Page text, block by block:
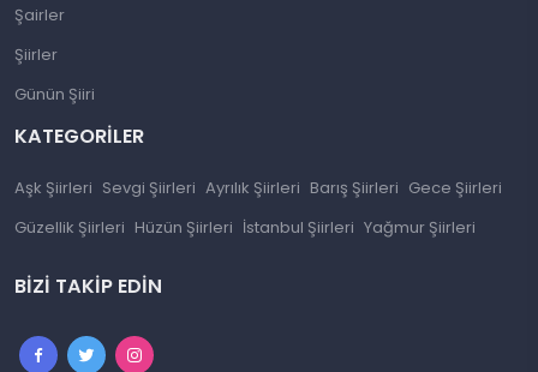
Şairler
Şiirler
Günün Şiiri
KATEGORILER
Aşk Şiirleri Sevgi Şiirleri Ayrılık Şiirleri Barış Şiirleri Gece Şiirleri
Güzellik Şiirleri Hüzün Şiirleri İstanbul Şiirleri Yağmur Şiirleri
BIZI TAKIP EDIN